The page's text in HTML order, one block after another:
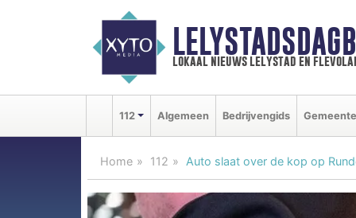
lokaal nieuws lelystad en
112 Algemeen Bedrijvengids Gemeente
Home 112 Auto slaat over de kop op